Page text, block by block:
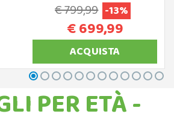
€ 799,99 -13%
€ 699,99
ACQUISTA
PER ETÀ -